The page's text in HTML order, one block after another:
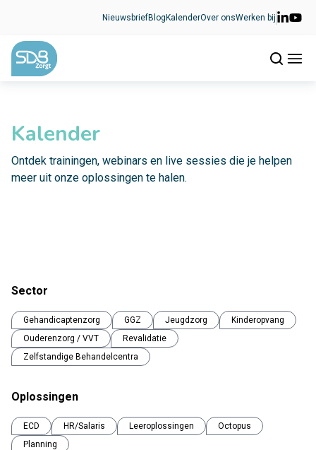
NieuwsbriefBlog KalenderOver onsWerken bij
Kalender
Ontdek trainingen, webinars en live sessies die je helpen
meer uit onze oplossingen te halen.
Sector
Gehandicaptenzorg GGZ Jeugdzorg
Kinderopvang
Ouderenzorg / VVT
Revalidatie
Zelfstandige Behandelcentra
Oplossingen
ECD HR/Salaris Leeroplossingen
Octopus
Planning